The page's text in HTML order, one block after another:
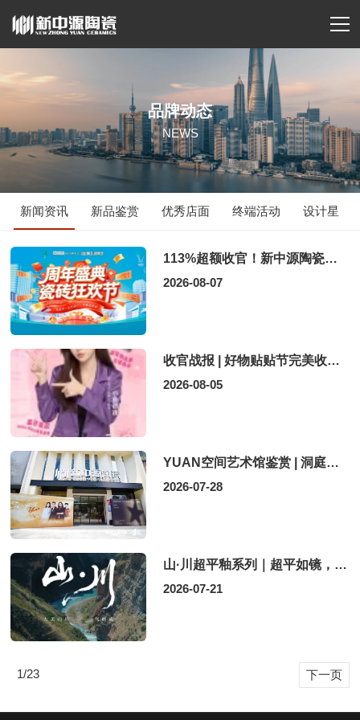
品牌动态
NEWS
新闻资讯 新品鉴赏 优秀店面 终端活动 设计星
113%超额收官！新中源陶瓷乌兰浩特门店周年活动圆满落幕
2026-08-07
收官战报 | 好物贴贴节完美收摊，小鱼师妹种草力 MAX！
2026-08-05
YUAN空间艺术馆鉴赏 | 洞庭藏雅境，铺叙当代理想人居
2026-07-28
山·川超平釉系列｜超平如镜，一马平川，尽显山河本色！
2026-07-21
1/23 下一页